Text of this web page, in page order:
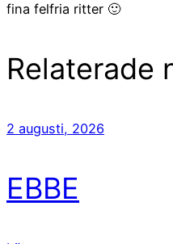
fina felfria ritter 🙂
Relaterade
2 augusti, 2026
EBBE